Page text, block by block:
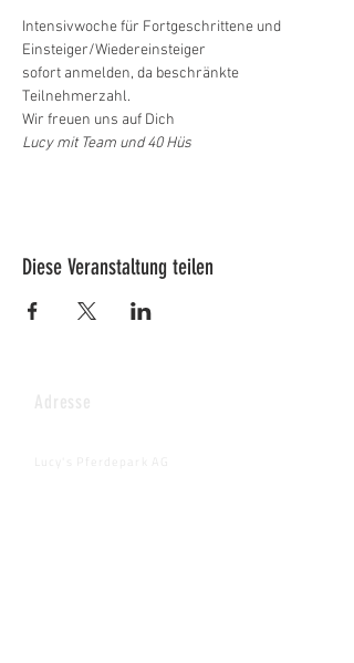
Intensivwoche für Fortgeschrittene und
Einsteiger/Wiedereinsteiger
sofort anmelden, da beschränkte
Teilnehmerzahl.
Wir freuen uns auf Dich
Lucy mit Team und 40 Hüs
Diese Veranstaltung teilen